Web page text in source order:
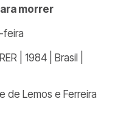
morrer
feira
| 1984 | Brasil |
de Lemos e Ferreira